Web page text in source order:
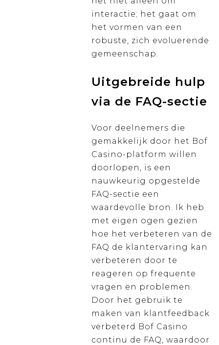
interactie; het gaat om
het vormen van een
robuste, zich evoluerende
gemeenschap.
Uitgebreide hulp
via de FAQ-sectie
Voor deelnemers die
gemakkelijk door het Bof
Casino-platform willen
doorlopen, is een
nauwkeurig opgestelde
FAQ-sectie een
waardevolle bron. Ik heb
met eigen ogen gezien
hoe het verbeteren van de
FAQ de klantervaring kan
verbeteren door te
reageren op frequente
vragen en problemen.
Door het gebruik te
maken van klantfeedback
verbeterd Bof Casino
continu de FAQ, waardoor